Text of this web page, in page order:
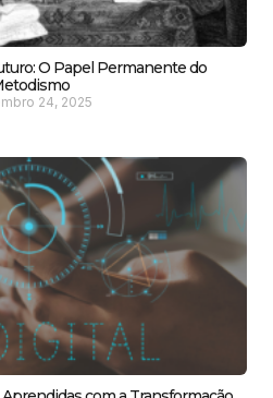
O Papel Permanente do
24, 2025